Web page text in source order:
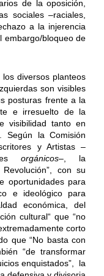
de la oposición,
sociales –raciales,
a la injerencia
embargo/bloqueo de
diversos planteos
son visibles
posturas frente a la
e irresuelto de la
visibilidad tanto en
Según la Comisión
y Artistas –
orgánicos–, la
con su
oportunidades para
e ideológico para
económica, del
cultural“ que “no
corto
que “No basta con
“de transformar
enquistados”, la